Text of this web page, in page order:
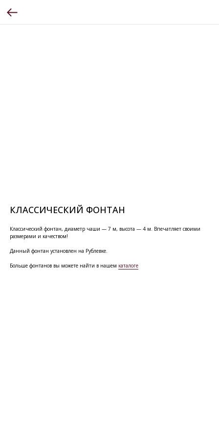
КЛАССИЧЕСКИЙ ФОНТАН
Классический фонтан, диаметр чаши — 7 м, высота — 4 м. Впечатляет своими
размерами и качеством!
Данный фонтан установлен на Рублевке.
Больше фонтанов вы можете найти в нашем каталоге